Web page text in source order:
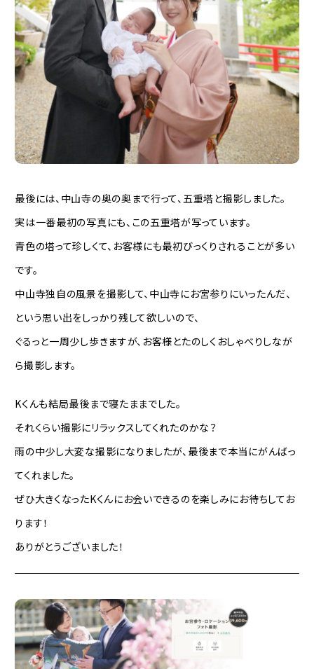
最後には、中山寺の奥の奥まで行って、五重塔と撮影しました。
実は一番最初の写真にも、この五重塔が写っています。
青色の塔って珍しくて、お客様にも最初びっくりされることが多い
です。
中山寺独自の風景を撮影して、中山寺にお宮参りにいったんだ、
という思い出をしっかり残して欲しいので、
ぐるっと一周少し歩きますが、お客様とたのしくおしゃべりしなが
ら撮影します。
Kくんも結局最後まで寝たままでした。
それくらい撮影にリラックスしてくれたのかな？
雨の中少し大変な撮影になりましたが、最後まで本当にがんばっ
てくれました。
ぜひ大きくなったKくんにお会いできるのを楽しみにお待ちしてお
ります！
ありがとうございました！